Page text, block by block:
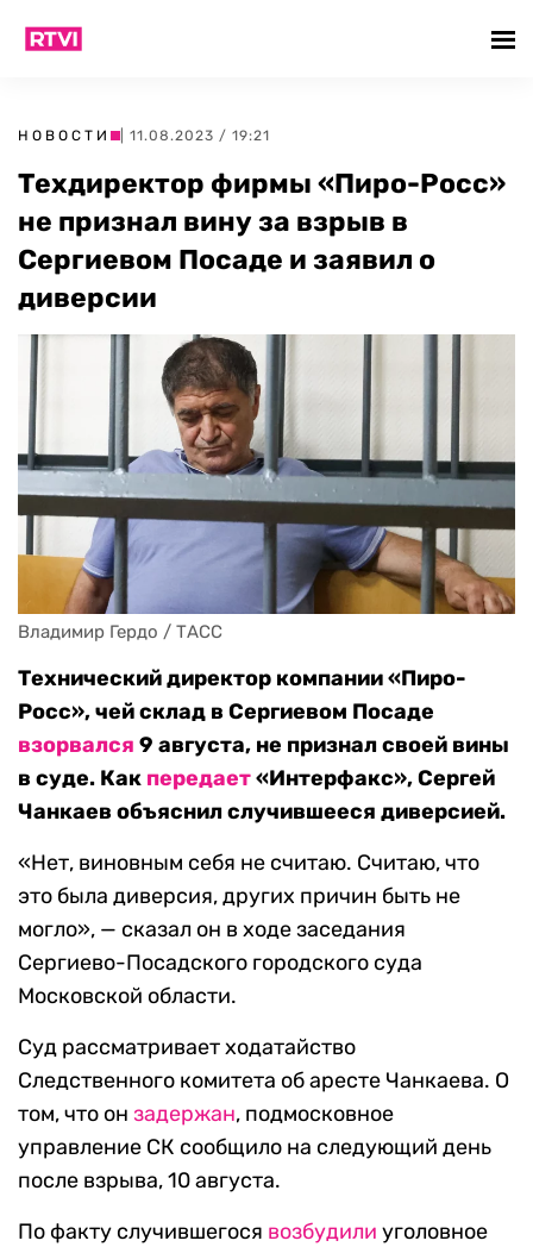
НОВОСТИ | 11.08.2023 / 19:21
Техдиректор фирмы «Пиро-Росс»
не признал вину за взрыв в
Сергиевом Посаде и заявил о
диверсии
Владимир Гердо / ТАСС
Технический директор компании «Пиро-
Росс», чей склад в Сергиевом Посаде
взорвался 9 августа, не признал своей вины
в суде. Как передает«Интерфакс», Сергей
Чанкаев объяснил случившееся диверсией.
«Нет, виновным себя не считаю. Считаю, что
это была диверсия, других причин быть не
могло», — сказал он в ходе заседания
Сергиево-Посадского городского суда
Московской области.
Суд рассматривает ходатайство
Следственного комитета об аресте Чанкаева. О
том, что он задержан, подмосковное
управление СК сообщило на следующий день
после взрыва, 10 августа.
По факту случившегося возбудили уголовное